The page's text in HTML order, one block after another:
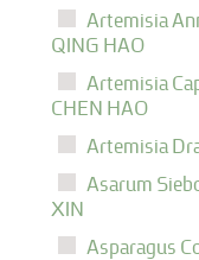
Artemisia
QING HAO
Artemisia
CHEN HAO
Artemisia
Asarum
XIN
Asparagus